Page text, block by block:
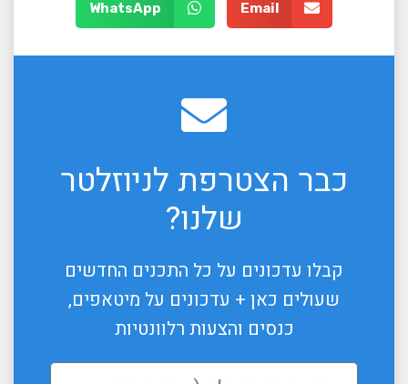
Email
WhatsApp
כבר הצטרפת לניוזלטר
שלנו?
קבלו עדכונים על כל התכנים החדשים
שעולים כאן + עדכונים על מיטאפים,
כנסים והצעות רלוונטיות